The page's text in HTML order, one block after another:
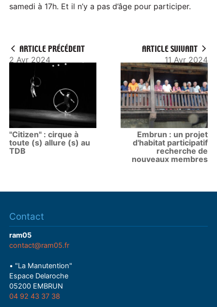
samedi à 17h. Et il n’y a pas d’âge pour participer.
ARTICLE PRÉCÉDENT
2 Avr 2024
"Citizen" : cirque à
toute (s) allure (s) au
TDB
ARTICLE SUIVANT
11 Avr 2024
Embrun : un projet
d'habitat participatif
recherche de
nouveaux membres
Contact
ram05
contact@ram05.fr
• "La Manutention"
Espace Delaroche
05200 EMBRUN
04 92 43 37 38